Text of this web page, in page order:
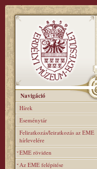
Navigáció
Hírek
Eseménytár
Feliratkozás/leiratkozás az EME
hírlevelére
EME röviden
Az EME felépitése